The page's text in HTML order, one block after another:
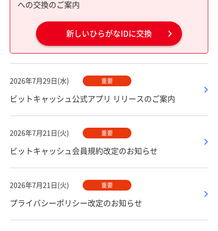
への交換のご案内
新しいひらがなIDに交換
2026年7月29日(水) 重要
ビットキャッシュ公式アプリ リリースのご案内
2026年7月21日(火) 重要
ビットキャッシュ会員規約改定のお知らせ
2026年7月21日(火) 重要
プライバシーポリシー改定のお知らせ